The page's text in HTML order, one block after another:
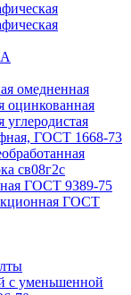
омедненная
оцинкованная
углеродистая
ГОСТ 1668-73
св08г2с
ГОСТ 9389-75
ГОСТ
с уменьшенной